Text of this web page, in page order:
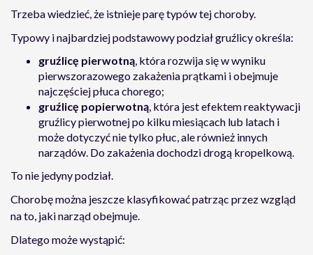
Trzeba wiedzieć, że istnieje parę typów tej choroby.
Typowy i najbardziej podstawowy podział gruźlicy określa:
gruźlicę pierwotną, która rozwija się w wyniku
pierwszorazowego zakażenia prątkami i obejmuje
najczęściej płuca chorego;
gruźlicę popierwotną, która jest efektem reaktywacji
gruźlicy pierwotnej po kilku miesiącach lub latach i
może dotyczyć nie tylko płuc, ale również innych
narządów. Do zakażenia dochodzi drogą kropelkową.
To nie jedyny podział.
Chorobę można jeszcze klasyfikować patrząc przez wzgląd
na to, jaki narząd obejmuje.
Dlatego może wystąpić: